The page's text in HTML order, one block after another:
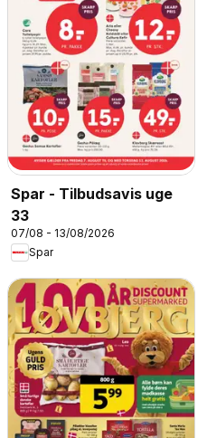
Spar - Tilbudsavis uge
33
07/08 - 13/08/2026
Spar